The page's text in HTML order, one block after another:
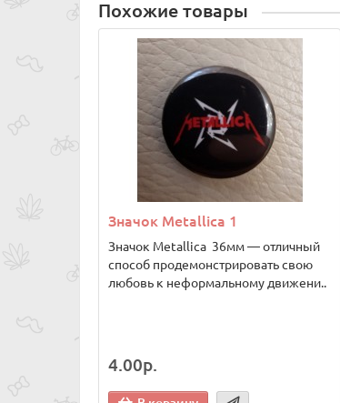
Похожие товары
Значок Metallica 1
Значок Metallica 36мм — отличный
способ продемонстрировать свою
любовь к неформальному движени..
4.00р.